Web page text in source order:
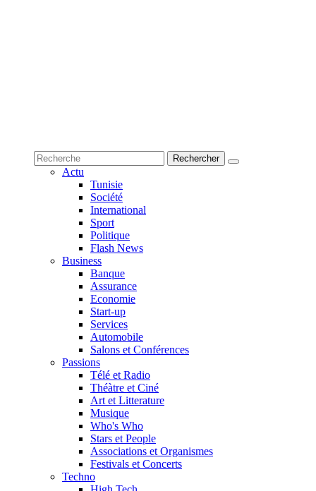
Actu
Tunisie
Société
International
Sport
Politique
Flash News
Business
Banque
Assurance
Economie
Start-up
Services
Automobile
Salons et Conférences
Passions
Télé et Radio
Théàtre et Ciné
Art et Litterature
Musique
Who's Who
Stars et People
Associations et Organismes
Festivals et Concerts
Techno